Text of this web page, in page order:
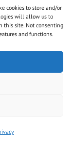
cookies to store and/or
will allow us to
this site. Not consenting
and functions.
DEL 5%?